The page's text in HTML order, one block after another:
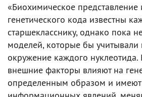
«Биохимическое представление
генетического кода известны
старшекласснику, однако пока
моделей, которые бы учитывали
окружение каждого
внешние факторы влияют на
определенным образом и имеют